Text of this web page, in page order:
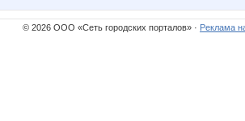
© 2026 ООО «Сеть городских порталов» · Реклама